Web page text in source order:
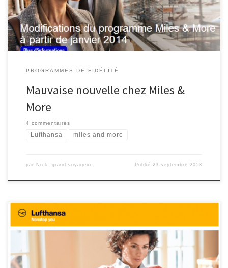
moins chères diminuera et dépendra davantage de la valeur du
prix du billet. » Comme […]
PROGRAMMES DE FIDÉLITÉ
Mauvaise nouvelle chez Miles &
More
4 commentaires
Lufthansa miles and more
par Nick- grand voyageur Publié 23 septembre 2013
Visitez Berlin, Munich, ou un des autres destinations Lufthansa
avec une réduction de 20 euros. Changez votre adresse courriel
pour obtenir multiples bons d’achat. Voici l’extrait des conditions